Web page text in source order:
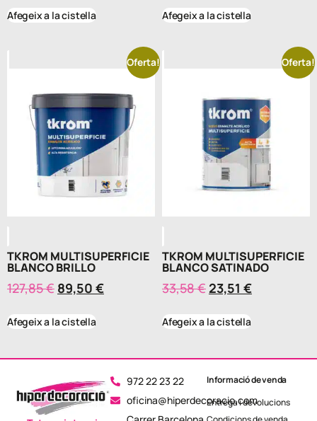
Afegeix a la cistella Afegeix a la cistella
Oferta!
TKROM MULTISUPERFICIE
BLANCO BRILLO
127,85€ 89,50 €
Afegeix a la cistella
Oferta!
TKROM MULTISUPERFICIE
BLANCO SATINADO
33,58€ 23,51 €
Afegeix a la cistella
972 22 23 22
oficina@hiperdecoracio.com
Informació de venda
Entrega i devolucions